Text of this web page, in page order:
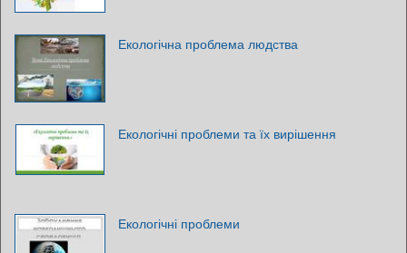
Екологічна проблема людства
Екологічні проблеми та їх вирішення
Екологічні проблеми